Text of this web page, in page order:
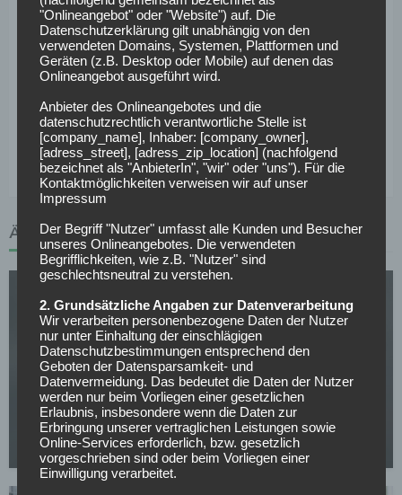
Auch die FCN-Spieler wie der spätere WM-Dritte Cacau
bekamen den fränkischen Sarkasmus des Michael A. Roth
und seine Sprüche zu hören:„Cacau ist einer unserer
erfolgreichsten Stürmer, auch wenn das nicht viel heißen
Genau. Das muss in Nürnberg wie immer nichts heißen –
Deswegen: Alles Gute, Michael A. Roth.
ÄHNLICHE ARTIKEL
2. BUNDESLIGA
Ein Ex-Barça-Talent für den Club
23.07.2026
"Onlineangebot" oder "Website") auf. Die
Datenschutzerklärung gilt unabhängig von den
verwendeten Domains, Systemen, Plattformen und
Geräten (z.B. Desktop oder Mobile) auf denen das
Onlineangebot ausgeführt wird.
Anbieter des Onlineangebotes und die
datenschutzrechtlich verantwortliche Stelle ist
[company_name], Inhaber: [company_owner],
[adress_street], [adress_zip_location] (nachfolgend
bezeichnet als "AnbieterIn", "wir" oder "uns"). Für die
Kontaktmöglichkeiten verweisen wir auf unser
Impressum
Der Begriff "Nutzer" umfasst alle Kunden und Besucher
unseres Onlineangebotes. Die verwendeten
Begrifflichkeiten, wie z.B. "Nutzer" sind
geschlechtsneutral zu verstehen.
2. Grundsätzliche Angaben zur Datenverarbeitung
Wir verarbeiten personenbezogene Daten der Nutzer
nur unter Einhaltung der einschlägigen
Datenschutzbestimmungen entsprechend den
Geboten der Datensparsamkeit- und
Datenvermeidung. Das bedeutet die Daten der Nutzer
werden nur beim Vorliegen einer gesetzlichen
Erlaubnis, insbesondere wenn die Daten zur
Erbringung unserer vertraglichen Leistungen sowie
Online-Services erforderlich, bzw. gesetzlich
vorgeschrieben sind oder beim Vorliegen einer
Einwilligung verarbeitet.